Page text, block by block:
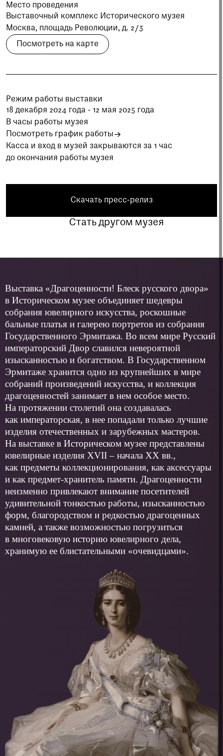
Опрос о качестве работы музея
Просим вас пройти опрос
о качестве работы музея. Ваше
Пройти опрос
Место проведения
Выставочный комплекс Исторического музея
Москва, площадь Революции, д. 2/3
Посмотреть на карте
Режим работы выставки
18 декабря 2024 года - 12 мая 2025 года
В часы работы музея
Посмотреть график работы
Касса и вход в музей закрываются за 1 час
до окончания работы музея
Скачать пресс-релиз
Стать другом музея
Выставка «Драгоценности! Блеск русского двора»
в Историческом музее объединяет шедевры
собрания ювелирного искусства, роскошные
бальные платья и галерею портретов из собрания
Государственного Эрмитажа. Во всем мире Русский
императорский Двор славился невероятной
изысканностью и богатством. В Государственном
Эрмитаже хранится одно из крупней­ших в мире
собраний произведений искусства, и коллекция
драгоценностей занимает в нем особое место.
На протяжении столетий она создавалась
как императорская, в нее попадали только лучшие
изделия отечественных и зарубежных мастеров.
На выставке в Историческом музее представлены
ювелирные изделия XVII – начала XX вв.,
как предметы коллекционирования, как аксессуары
и как предмет-хранитель памяти. Драгоценности
неизменно привлекают внимание посетителей
удивительной тонкостью работы, изысканностью
форм, благородством и редкостью драгоценных
камней, а также возможностью погрузиться
в многовековую историю ювелирного дела,
хранимую ее блистательными «очевидцами».